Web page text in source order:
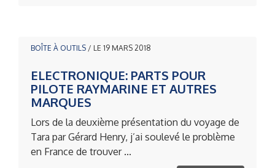
BOÎTE À OUTILS / LE 19 MARS 2018
ELECTRONIQUE: PARTS POUR
PILOTE RAYMARINE ET AUTRES
MARQUES
Lors de la deuxième présentation du voyage de
Tara par Gérard Henry, j’ai soulevé le problème
en France de trouver ...